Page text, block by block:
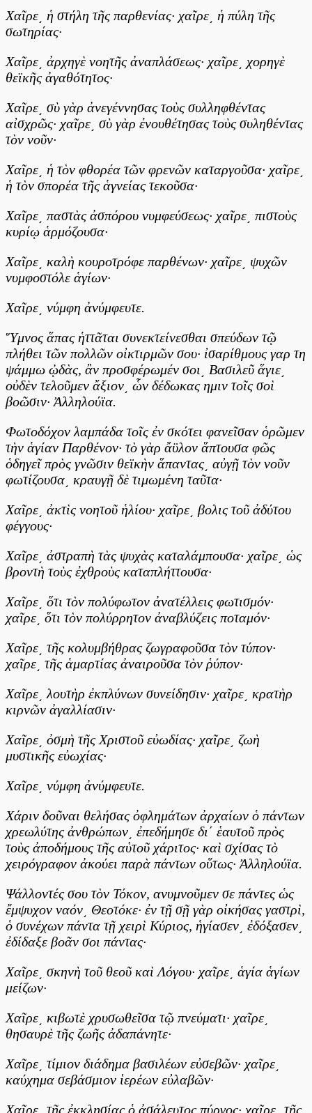
Χαῖρε͵ ἡ στήλη τῆς παρθενίας· χαῖρε͵ ἡ πύλη τῆς
σωτηρίας·
Χαῖρε͵ ἀρχηγὲ νοητῆς ἀναπλάσεως· χαῖρε͵ χορηγὲ
θεϊκῆς ἀγαθότητος·
Χαῖρε͵ σὺ γὰρ ἀνεγέννησας τοὺς συλληφθέντας
αἰσχρῶς· χαῖρε͵ σὺ γὰρ ἐνουθέτησας τοὺς συληθέντας
τὸν νοῦν·
Χαῖρε͵ ἡ τὸν φθορέα τῶν φρενῶν καταργοῦσα· χαῖρε͵
ἡ τὸν σπορέα τῆς ἁγνείας τεκοῦσα·
Χαῖρε͵ παστὰς ἀσπόρου νυμφεύσεως· χαῖρε͵ πιστοὺς
κυρίῳ ἁρμόζουσα·
Χαῖρε͵ καλὴ κουροτρόφε παρθένων· χαῖρε͵ ψυχῶν
νυμφοστόλε ἁγίων·
Χαῖρε͵ νύμφη ἀνύμφευτε.
Ὕμνος ἅπας ἡττᾶται συνεκτείνεσθαι σπεύδων τῷ
πλήθει τῶν πολλῶν οἰκτιρμῶν σου· ἰσαρίθμους γαρ τη
ψάμμω ᾠδὰς, ἂν προσφέρωμέν σοι͵ Βασιλεῦ ἅγιε͵
οὐδὲν τελοῦμεν ἄξιον͵ ὧν δέδωκας ημιν τοῖς σοὶ
βοῶσιν· Ἀλληλούϊα.
Φωτοδόχον λαμπάδα τοῖς ἐν σκότει φανεῖσαν ὁρῶμεν
τὴν ἁγίαν Παρθένον· τὸ γὰρ ἄϋλον ἅπτουσα φῶς
ὁδηγεῖ πρὸς γνῶσιν θεϊκὴν ἅπαντας͵ αὐγῇ τὸν νοῦν
φωτίζουσα͵ κραυγῇ δὲ τιμωμένη ταῦτα·
Χαῖρε͵ ἀκτὶς νοητοῦ ἡλίου· χαῖρε͵ βολις τοῦ ἀδύτου
φέγγους·
Χαῖρε͵ ἀστραπὴ τὰς ψυχὰς καταλάμπουσα· χαῖρε͵ ὡς
βροντὴ τοὺς ἐχθροὺς καταπλήττουσα·
Χαῖρε͵ ὅτι τὸν πολύφωτον ἀνατέλλεις φωτισμόν·
χαῖρε͵ ὅτι τὸν πολύρρητον ἀναβλύζεις ποταμόν·
Χαῖρε͵ τῆς κολυμβήθρας ζωγραφοῦσα τὸν τύπον·
χαῖρε͵ τῆς ἁμαρτίας ἀναιροῦσα τὸν ῥύπον·
Χαῖρε͵ λουτὴρ ἐκπλύνων συνείδησιν· χαῖρε͵ κρατὴρ
κιρνῶν ἀγαλλίασιν·
Χαῖρε͵ ὀσμὴ τῆς Χριστοῦ εὐωδίας· χαῖρε͵ ζωὴ
μυστικῆς εὐωχίας·
Χαῖρε͵ νύμφη ἀνύμφευτε.
Χάριν δοῦναι θελήσας ὀφλημάτων ἀρχαίων ὁ πάντων
χρεωλύτης ἀνθρώπων͵ ἐπεδήμησε δι΄ ἑαυτοῦ πρὸς
τοὺς ἀποδήμους τῆς αὑτοῦ χάριτος· καὶ σχίσας τὸ
χειρόγραφον ἀκούει παρὰ πάντων οὕτως· Ἀλληλούϊα.
Ψάλλοντές σου τὸν Τόκον, ανυμνοῦμεν σε πάντες ὡς
ἔμψυχον ναόν͵ Θεοτόκε· ἐν τῇ σῇ γὰρ οἰκήσας γαστρὶ,
ὁ συνέχων πάντα τῇ χειρὶ Κύριος, ἡγίασεν͵ ἐδόξασεν͵
ἐδίδαξε βοᾶν σοι πάντας·
Χαῖρε͵ σκηνὴ τοῦ θεοῦ καὶ Λόγου· χαῖρε͵ ἁγία ἁγίων
μείζων·
Χαῖρε͵ κιβωτὲ χρυσωθεῖσα τῷ πνεύματι· χαῖρε͵
θησαυρὲ τῆς ζωῆς ἀδαπάνητε·
Χαῖρε͵ τίμιον διάδημα βασιλέων εὐσεβῶν· χαῖρε͵
καύχημα σεβάσμιον ἱερέων εὐλαβῶν·
Χαῖρε͵ τῆς ἐκκλησίας ὁ ἀσάλευτος πύργος· χαῖρε͵ τῆς